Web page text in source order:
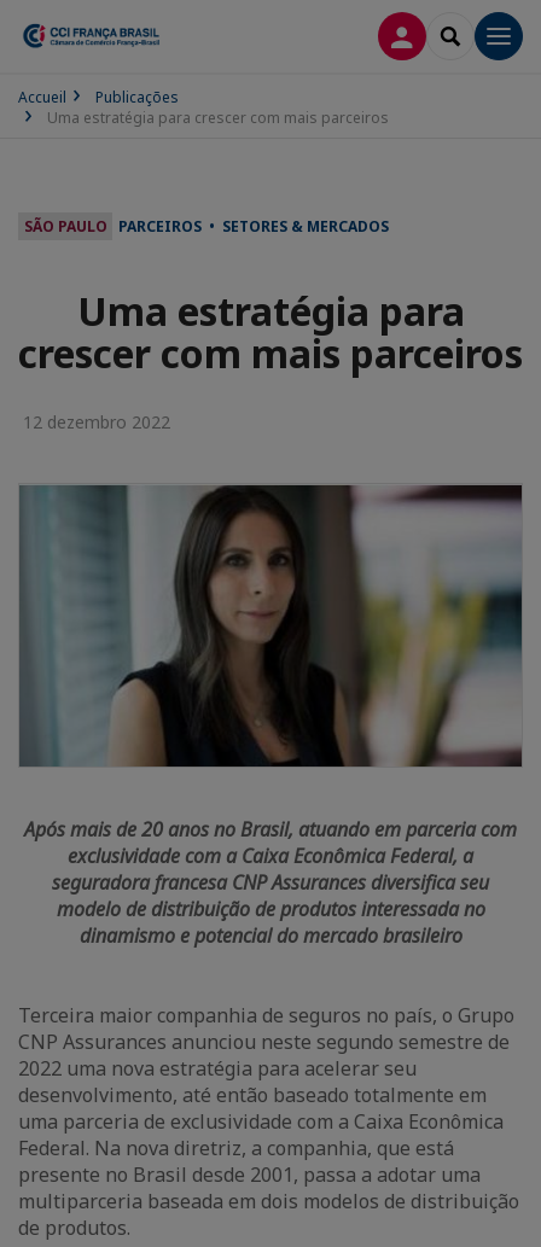
CONEXÃOSEARCH
Accueil
Publicações
Uma estratégia para crescer com mais parceiros
SÃO PAULO PARCEIROS • SETORES & MERCADOS
Uma estratégia para
crescer com mais parceiros
12 dezembro 2022
Após mais de 20 anos no Brasil, atuando em parceria com
exclusividade com a Caixa Econômica Federal, a
seguradora francesa CNP Assurances diversifica seu
modelo de distribuição de produtos interessada no
dinamismo e potencial do mercado brasileiro
Terceira maior companhia de seguros no país, o Grupo
CNP Assurances anunciou neste segundo semestre de
2022 uma nova estratégia para acelerar seu
desenvolvimento, até então baseado totalmente em
uma parceria de exclusividade com a Caixa Econômica
Federal. Na nova diretriz, a companhia, que está
presente no Brasil desde 2001, passa a adotar uma
multiparceria baseada em dois modelos de distribuição
de produtos.